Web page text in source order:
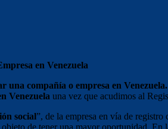
en Venezuela
una compañía o empresa en Venezuela.
Venezuela una vez que acudimos al
social”, de la empresa en vía de
de tener una mayor oportunidad.